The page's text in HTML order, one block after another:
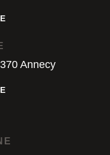
Annecy